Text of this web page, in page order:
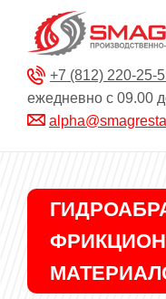
+7 (812) 220-25-
ежедневно с 09.00